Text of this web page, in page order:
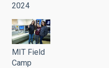
2024
MIT Field
Camp